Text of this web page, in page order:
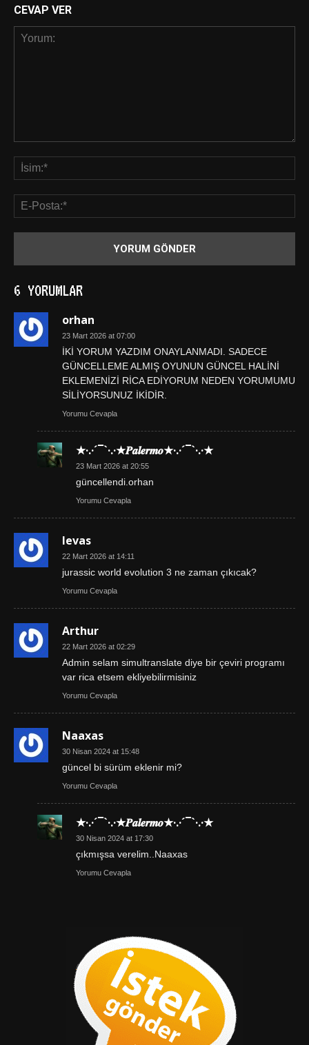
CEVAP VER
6 YORUMLAR
orhan
23 Mart 2026 at 07:00
İKİ YORUM YAZDIM ONAYLANMADI. SADECE
GÜNCELLEME ALMIŞ OYUNUN GÜNCEL HALİNİ
EKLEMENİZİ RİCA EDİYORUM NEDEN YORUMUMU
SİLİYORSUNUZ İKİDİR.
Yorumu Cevapla
★·.·´¯`·.·★𝑷𝒂𝒍𝒆𝒓𝒎𝒐★·.·´¯`·.·★
23 Mart 2026 at 20:55
güncellendi.orhan
Yorumu Cevapla
levas
22 Mart 2026 at 14:11
jurassic world evolution 3 ne zaman çıkıcak?
Yorumu Cevapla
Arthur
22 Mart 2026 at 02:29
Admin selam simultranslate diye bir çeviri programı
var rica etsem ekliyebilirmisiniz
Yorumu Cevapla
Naaxas
30 Nisan 2024 at 15:48
güncel bi sürüm eklenir mi?
Yorumu Cevapla
★·.·´¯`·.·★𝑷𝒂𝒍𝒆𝒓𝒎𝒐★·.·´¯`·.·★
30 Nisan 2024 at 17:30
çıkmışsa verelim..Naaxas
Yorumu Cevapla